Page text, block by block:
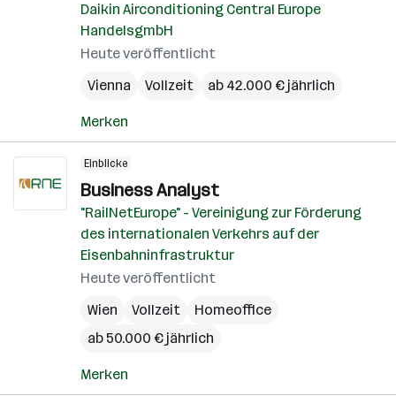
Daikin Airconditioning Central Europe
HandelsgmbH
Heute veröffentlicht
Vienna
Vollzeit ab 42.000 € jährlich
Merken
Einblicke
Business Analyst
"RailNetEurope" - Vereinigung zur Förderung
des internationalen Verkehrs auf der
Eisenbahninfrastruktur
Heute veröffentlicht
Wien
Vollzeit
Homeoffice
ab 50.000 € jährlich
Merken